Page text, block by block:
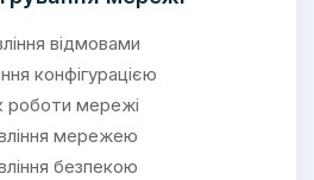
відмовами
конфігурацією
роботи мережі
мережею
безпекою